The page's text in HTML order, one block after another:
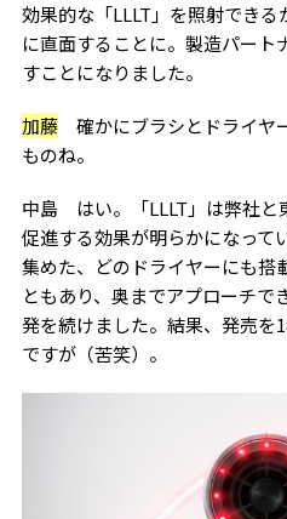
効果的な「LLLT」を照射でき
に直面することに。製造パート
すことになりました。
加藤確かにブラシとドライヤ
ものね。
中島 はい。「LLLT」は弊社と
促進する効果が明らかになって
集めた、どのドライヤーにも搭
ともあり、奥までアプローチで
発を続けました。結果、発売を
ですが（苦笑）。